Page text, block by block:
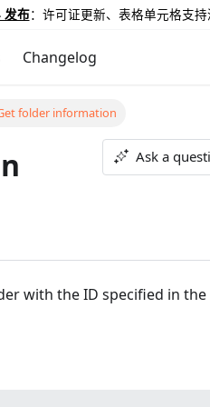
发布：许可证更新、表格单元格支
Changelog
folder information
Ask a
with the ID specified in the